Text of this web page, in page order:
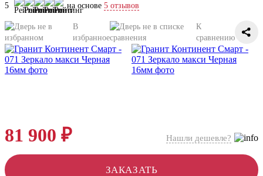
5 на основе 5 отзывов
В
избранное
К
сравнению
81 900 ₽ Нашли дешевле?
ЗАКАЗАТЬ